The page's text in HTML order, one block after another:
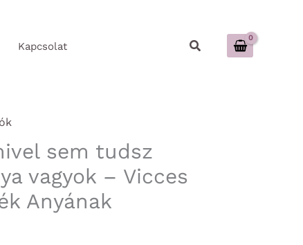
Kapcsolat Keresés
sem tudsz
vagyok – Vicces
Anyának